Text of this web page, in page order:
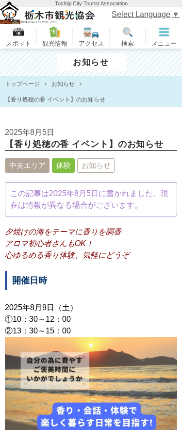
Tochigi City Tourist Association
栃木市観光協会
スポット 観光情報 アクセス 検索 メニュー
Select Language ▼
お知らせ
トップページ お知らせ
【香り処穂の香 イベント】のお知らせ
2025年8月5日
【香り処穂の香 イベント】のお知らせ
中央エリア 体験 お知らせ
この記事は2025年8月5日に書かれました。現
在は情報が異なる場合がございます。
夕焼けの海をテーマに香りを調香
アロマ初心者さんもOK！
心ゆるめる香り体験、気軽にどうぞ
開催日時
2025年8月9日（土）
①10：30～12：00
②13：30～15：00